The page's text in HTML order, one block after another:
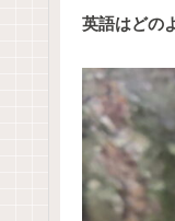
英語はどの